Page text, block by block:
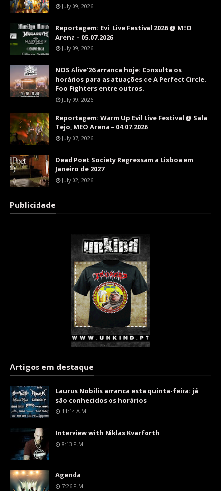
July 09, 2026
Reportagem: Evil Live Festival 2026 @ MEO
Arena – 05.07.2026
July 09, 2026
NOS Alive'26 arranca hoje: Consulta os
horários para as atuações de A Perfect Circle,
Foo Fighters entre outros.
July 09, 2026
Reportagem: Warm Up Evil Live Festival @ Sala
Tejo, MEO Arena – 04.07.2026
July 07, 2026
Dead Poet Society Regressam a Lisboa em
Janeiro de 2027
July 02, 2026
Publicidade
Artigos em destaque
Laurus Nobilis arranca esta quinta-feira: já
são conhecidos os horários
11:14 A.m.
Interview with Niklas Kvarforth
8:13 P.m.
Agenda
7:26 P.m.